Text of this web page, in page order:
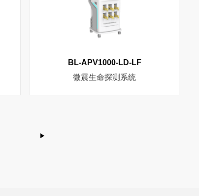
BL-APV1000-LD-LF
微震生命探测系统